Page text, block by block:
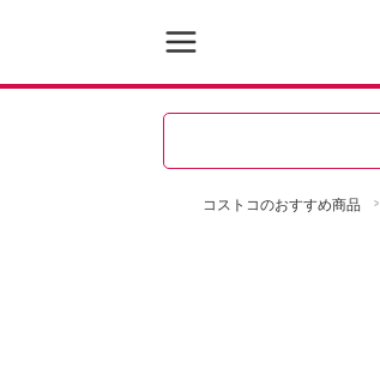
コストコのおすすめ商品